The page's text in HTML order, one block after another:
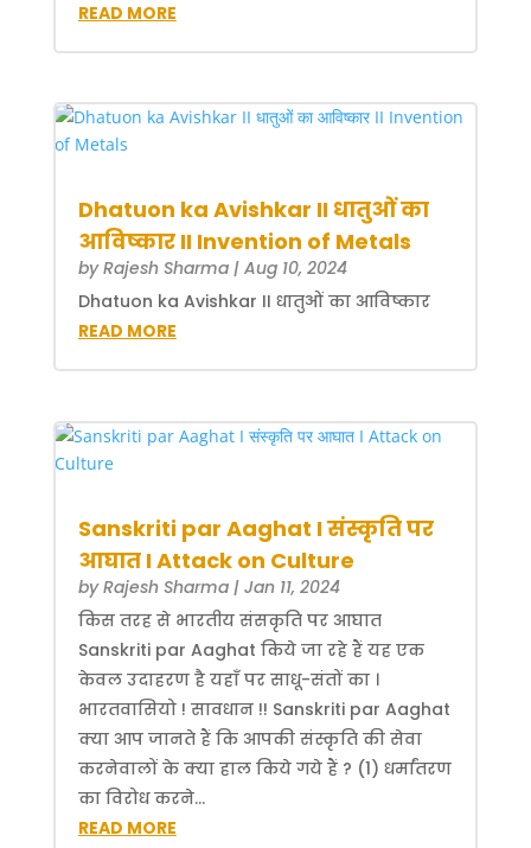
READ MORE
Dhatuon ka Avishkar II धातुओं का
आविष्कार II Invention of Metals
byRajesh Sharma| Aug 10, 2024
Dhatuon ka Avishkar II धातुओं का आविष्कार
READ MORE
Sanskriti par Aaghat I संस्कृति पर
आघात I Attack on Culture
byRajesh Sharma| Jan 11, 2024
किस तरह से भारतीय संसकृति पर आघात
Sanskriti par Aaghat किये जा रहे हैं यह एक
केवल उदाहरण है यहाँ पर साधू-संतों का ।
भारतवासियो ! सावधान !! Sanskriti par Aaghat
क्या आप जानते हैं कि आपकी संस्कृति की सेवा
करनेवालों के क्या हाल किये गये हैं ? (1) धर्मांतरण
का विरोध करने...
READ MORE